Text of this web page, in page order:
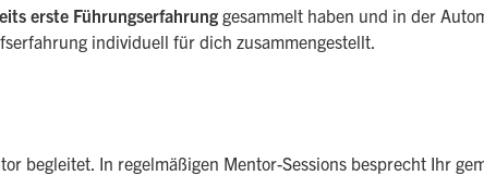
erste Führungserfahrung gesammelt haben und in der
individuell für dich zusammengestellt.
begleitet. In regelmäßigen Mentor-Sessions besprecht Ihr